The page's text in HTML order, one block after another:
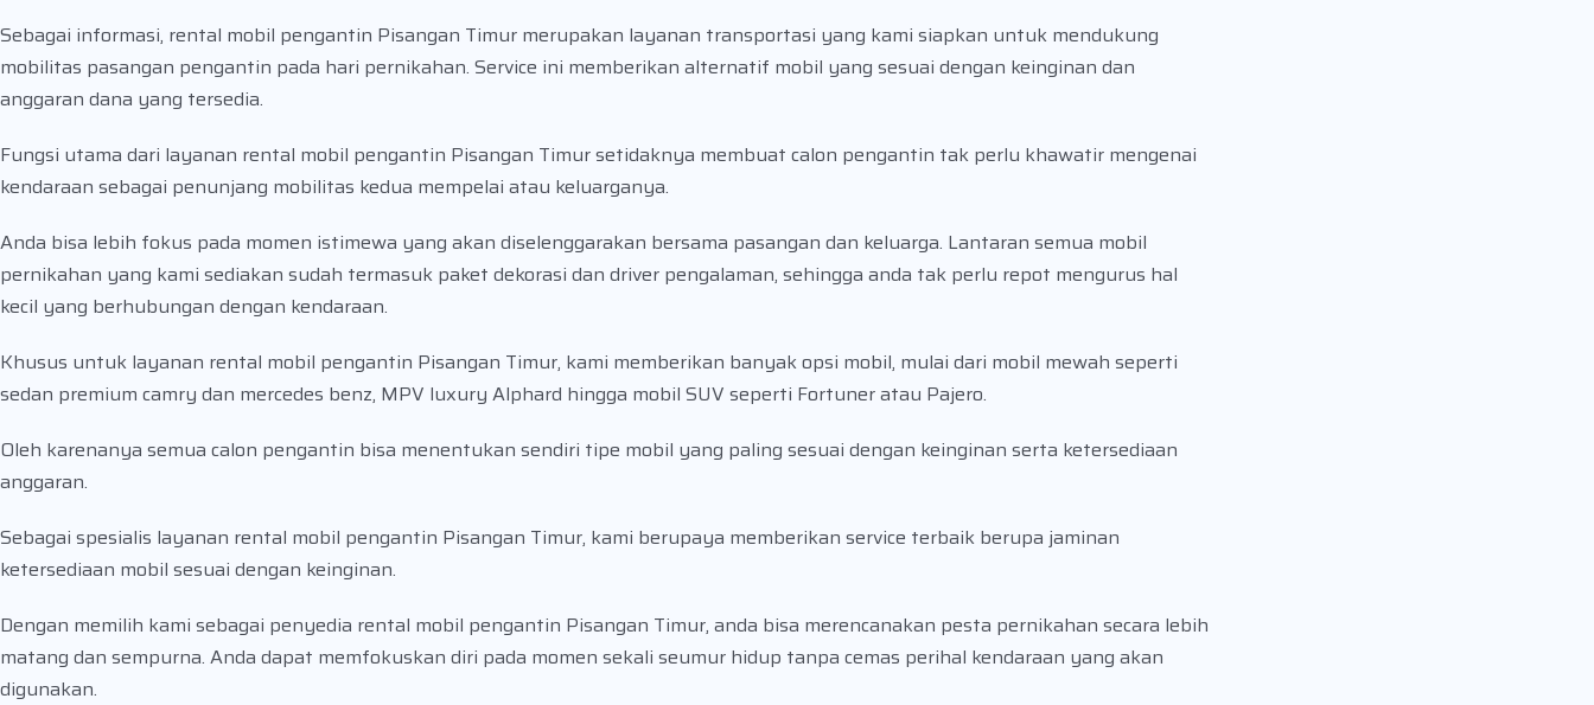
Sebagai informasi, rental mobil pengantin Pisangan Timur merupakan layanan transportasi yang kami siapkan untuk mendukung
mobilitas pasangan pengantin pada hari pernikahan. Service ini memberikan alternatif mobil yang sesuai dengan keinginan dan
anggaran dana yang tersedia.
Fungsi utama dari layanan rental mobil pengantin Pisangan Timur setidaknya membuat calon pengantin tak perlu khawatir mengenai
kendaraan sebagai penunjang mobilitas kedua mempelai atau keluarganya.
Anda bisa lebih fokus pada momen istimewa yang akan diselenggarakan bersama pasangan dan keluarga. Lantaran semua mobil
pernikahan yang kami sediakan sudah termasuk paket dekorasi dan driver pengalaman, sehingga anda tak perlu repot mengurus hal
kecil yang berhubungan dengan kendaraan.
Khusus untuk layanan rental mobil pengantin Pisangan Timur, kami memberikan banyak opsi mobil, mulai dari mobil mewah seperti
sedan premium camry dan mercedes benz, MPV luxury Alphard hingga mobil SUV seperti Fortuner atau Pajero.
Oleh karenanya semua calon pengantin bisa menentukan sendiri tipe mobil yang paling sesuai dengan keinginan serta ketersediaan
anggaran.
Sebagai spesialis layanan rental mobil pengantin Pisangan Timur, kami berupaya memberikan service terbaik berupa jaminan
ketersediaan mobil sesuai dengan keinginan.
Dengan memilih kami sebagai penyedia rental mobil pengantin Pisangan Timur, anda bisa merencanakan pesta pernikahan secara lebih
matang dan sempurna. Anda dapat memfokuskan diri pada momen sekali seumur hidup tanpa cemas perihal kendaraan yang akan
digunakan.